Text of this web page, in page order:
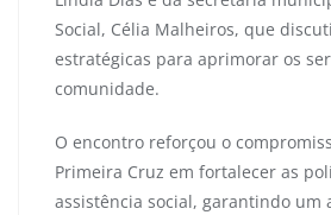
Social, Célia Malheiros, que
estratégicas para aprimorar os
comunidade.
O encontro reforçou o
Primeira Cruz em fortalecer as
assistência social, garantindo um